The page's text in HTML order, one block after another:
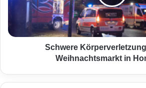
t
t
e
r
K
ö
Schwere
Weihnachtsmarkt in